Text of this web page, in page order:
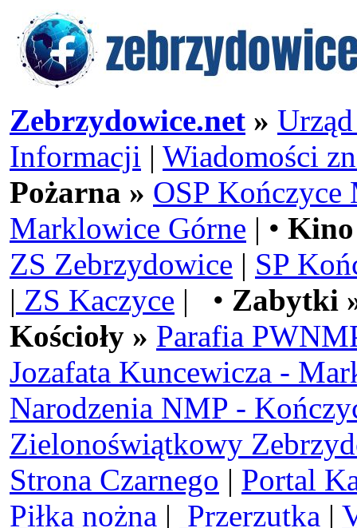
Zebrzydowice.net »
Informacji | Wiadomości
Pożarna » OSP Kończyce
Marklowice Górne | •
ZS Zebrzydowice | SP
| ZS Kaczyce | • Zabytki
Kościoły » Parafia
Jozafata Kuncewicza -
Narodzenia NMP -
Zielonoświątkowy
Strona Czarnego | Portal
Piłka nożna | Przerzutka |